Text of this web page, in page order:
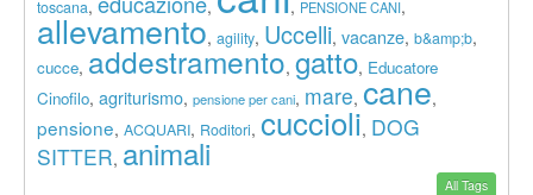
toscana, , , PENSIONE CANI,
allevamento, agility, Uccelli, vacanze, b&amp;b,
cucce, addestramento, gatto, Educatore
Cinofilo, agriturismo, pensione per cani, mare, cane,
pensione, ACQUARI, Roditori, cuccioli, DOG
SITTER, animali
All Tags